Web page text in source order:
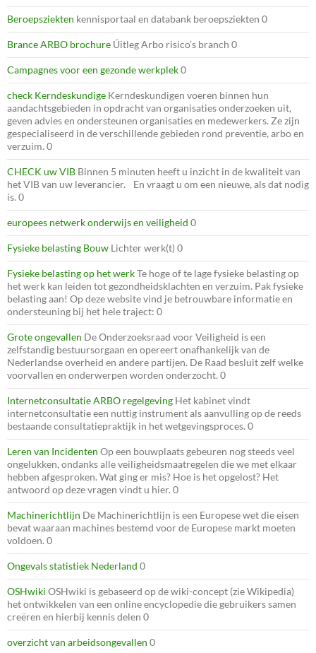
Beroepsziekten kennisportaal en databank beroepsziekten 0
Brance ARBO brochure Úitleg Arbo risico’s branch 0
Campagnes voor een gezonde werkplek0
check Kerndeskundige Kerndeskundigen voeren binnen hun
aandachtsgebieden in opdracht van organisaties onderzoeken uit,
geven advies en ondersteunen organisaties en medewerkers. Ze zijn
gespecialiseerd in de verschillende gebieden rond preventie, arbo en
verzuim. 0
CHECK uw VIB Binnen 5 minuten heeft u inzicht in de kwaliteit van
het VIB van uw leverancier. En vraagt u om een nieuwe, als dat nodig
is. 0
europees netwerk onderwijs en veiligheid 0
Fysieke belasting Bouw Lichter werk(t) 0
Fysieke belasting op het werkTe hoge of te lage fysieke belasting op
het werk kan leiden tot gezondheidsklachten en verzuim. Pak fysieke
belasting aan! Op deze website vind je betrouwbare informatie en
ondersteuning bij het hele traject: 0
Grote ongevallen De Onderzoeksraad voor Veiligheid is een
zelfstandig bestuursorgaan en opereert onafhankelijk van de
Nederlandse overheid en andere partijen. De Raad besluit zelf welke
voorvallen en onderwerpen worden onderzocht. 0
Internetconsultatie ARBO regelgeving Het kabinet vindt
internetconsultatie een nuttig instrument als aanvulling op de reeds
bestaande consultatiepraktijk in het wetgevingsproces. 0
Leren van Incidenten Op een bouwplaats gebeuren nog steeds veel
ongelukken, ondanks alle veiligheidsmaatregelen die we met elkaar
hebben afgesproken. Wat ging er mis? Hoe is het opgelost? Het
antwoord op deze vragen vindt u hier. 0
Machinerichtlijn De Machinerichtlijn is een Europese wet die eisen
bevat waaraan machines bestemd voor de Europese markt moeten
voldoen. 0
Ongevals statistiek Nederland 0
OSHwiki OSHwiki is gebaseerd op de wiki-concept (zie Wikipedia)
het ontwikkelen van een online encyclopedie die gebruikers samen
creëren en hierbij kennis delen 0
overzicht van arbeidsongevallen 0